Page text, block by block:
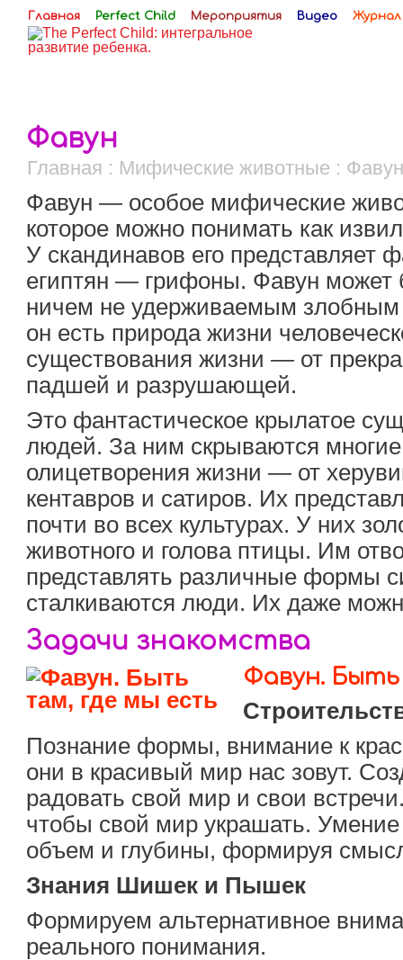
Главная Perfect Child Мероприятия Видео Журнал
Фавун
Главная : Мифические животные :
Фавун — особое мифические
которое можно понимать как
У скандинавов его представляет
египтян — грифоны. Фавун может
ничем не удерживаемым злобным
он есть природа жизни
существования жизни — от
падшей и разрушающей.
Это фантастическое крылатое
людей. За ним скрываются
олицетворения жизни — от
кентавров и сатиров. Их
почти во всех культурах. У них
животного и голова птицы. Им
представлять различные формы
сталкиваются люди. Их даже
Задачи знакомства
Фавун.
Познание формы, внимание к
они в красивый мир нас зовут.
радовать свой мир и свои
чтобы свой мир украшать. Умение
объем и глубины, формируя
Знания Шишек и Пышек
Формируем альтернативное
реального понимания.